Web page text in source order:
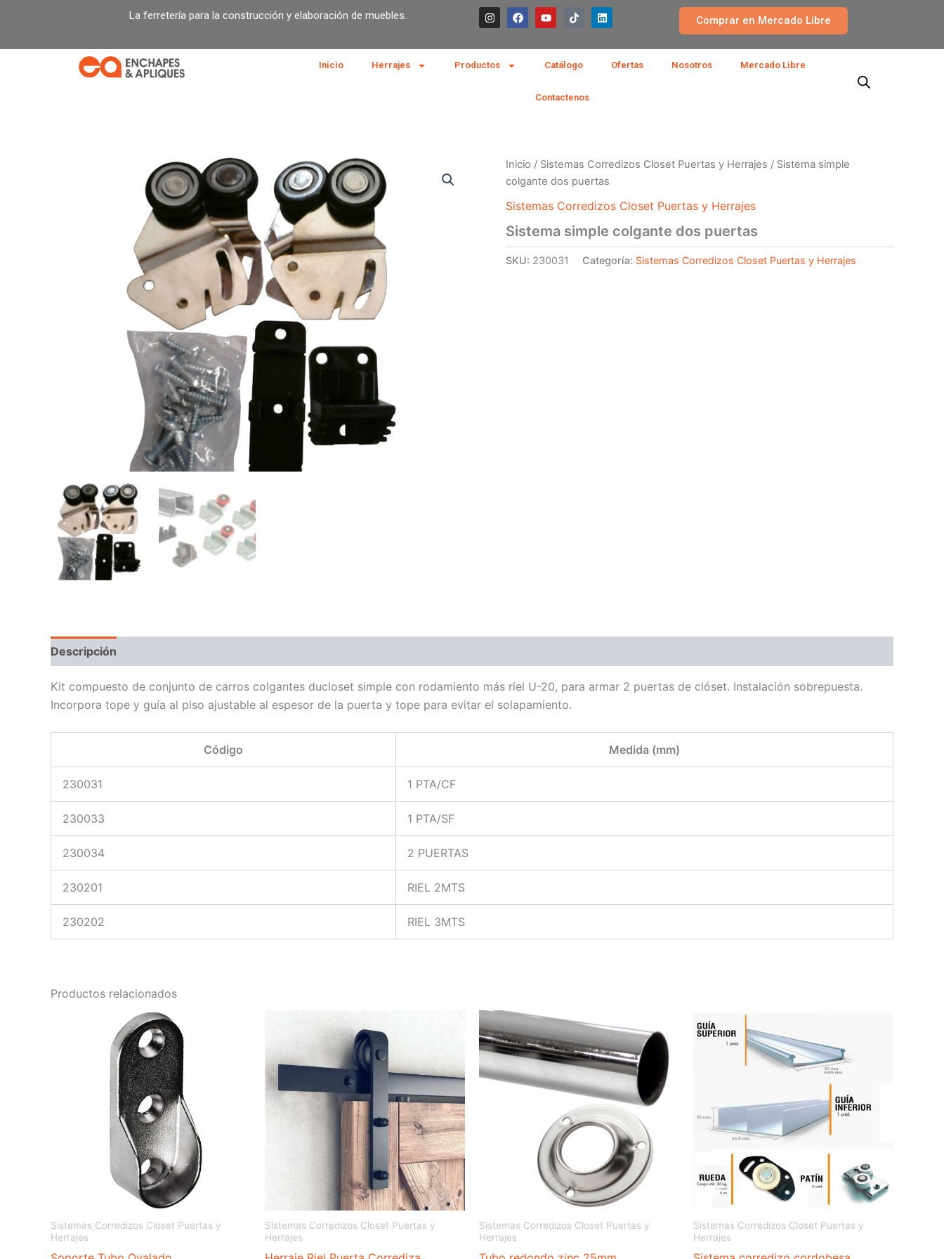
La ferretería para la construcción y elaboración de muebles. I
n
s
a
g
F
a
c
b
Y
o
u
u
b
T
i
o
k
L
i
n
e
Comprar en Mercado Libre
Inicio Herrajes Productos Catálogo Ofertas Nosotros Mercado Libre
Contactenos
Inicio / Sistemas Corredizos Closet Puertas y Herrajes / Sistema simple
colgante dos puertas
Sistemas Corredizos Closet Puertas y Herrajes
Sistema simple colgante dos puertas
SKU: 230031 Categoría: Sistemas Corredizos Closet Puertas y Herrajes
Descripción
Kit compuesto de conjunto de carros colgantes ducloset simple con rodamiento más riel U-20, para armar 2 puertas de clóset. Instalación sobrepuesta.
Incorpora tope y guía al piso ajustable al espesor de la puerta y tope para evitar el solapamiento.
Código Medida (mm)
230031 1 PTA/CF
230033 1 PTA/SF
230034 2 PUERTAS
230201 RIEL 2MTS
230202 RIEL 3MTS
Productos relacionados
Sistemas Corredizos Closet Puertas y
Herrajes
Sistemas Corredizos Closet Puertas y
Herrajes
Sistemas Corredizos Closet Puertas y
Herrajes
Sistemas Corredizos Closet Puertas y
Herrajes